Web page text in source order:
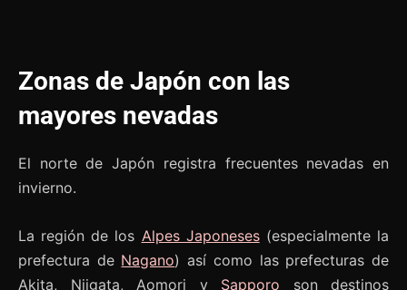
Zonas de Japón con las
mayores nevadas
El norte de Japón registra frecuentes nevadas en
invierno.
La región de los Alpes Japoneses(especialmente la
prefectura de Nagano) así como las prefecturas de
Akita, Niigata, Aomori y Sapporo son destinos